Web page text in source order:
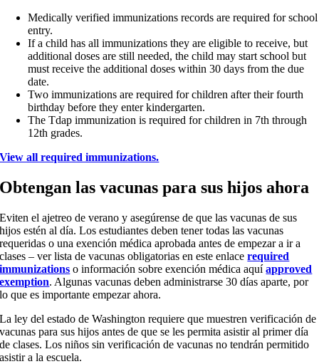
Medically verified immunizations records are required for school
entry.
If a child has all immunizations they are eligible to receive, but
additional doses are still needed, the child may start school but
must receive the additional doses within 30 days from the due
date.
Two immunizations are required for children after their fourth
birthday before they enter kindergarten.
The Tdap immunization is required for children in 7th through
12th grades.
View all required immunizations.
Obtengan las vacunas para sus hijos ahora
Eviten el ajetreo de verano y asegúrense de que las vacunas de sus
hijos estén al día. Los estudiantes deben tener todas las vacunas
requeridas o una exención médica aprobada antes de empezar a ir a
clases – ver lista de vacunas obligatorias en este enlacerequired
immunizations o información sobre exención médica aquíapproved
exemption. Algunas vacunas deben administrarse 30 días aparte, por
lo que es importante empezar ahora.
La ley del estado de Washington requiere que muestren verificación de
vacunas para sus hijos antes de que se les permita asistir al primer día
de clases. Los niños sin verificación de vacunas no tendrán permitido
asistir a la escuela.